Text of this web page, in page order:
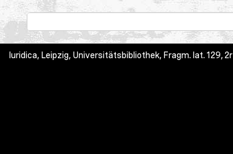
Iuridica, Leipzig, Universitätsbibliothek, Fragm. lat. 129, 2r